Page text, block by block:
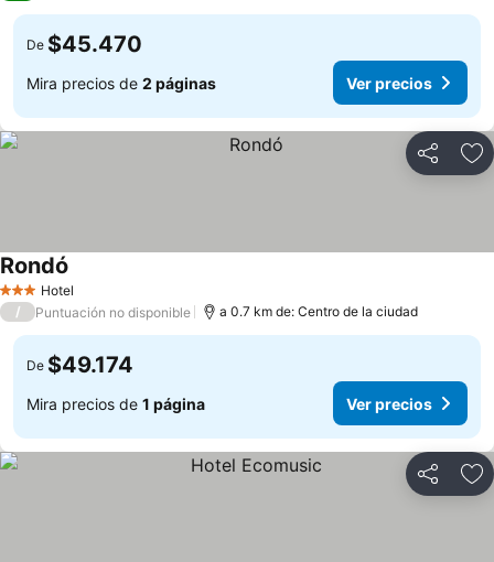
De $45.470
Mira precios de 2 páginas Ver precios
Compartir
3 Estrellas
Hotel
Rondó
/ Puntuación no disponible a 0.7 km de: Centro de la ciudad
De $49.174
Mira precios de 1 página Ver precios
Compartir